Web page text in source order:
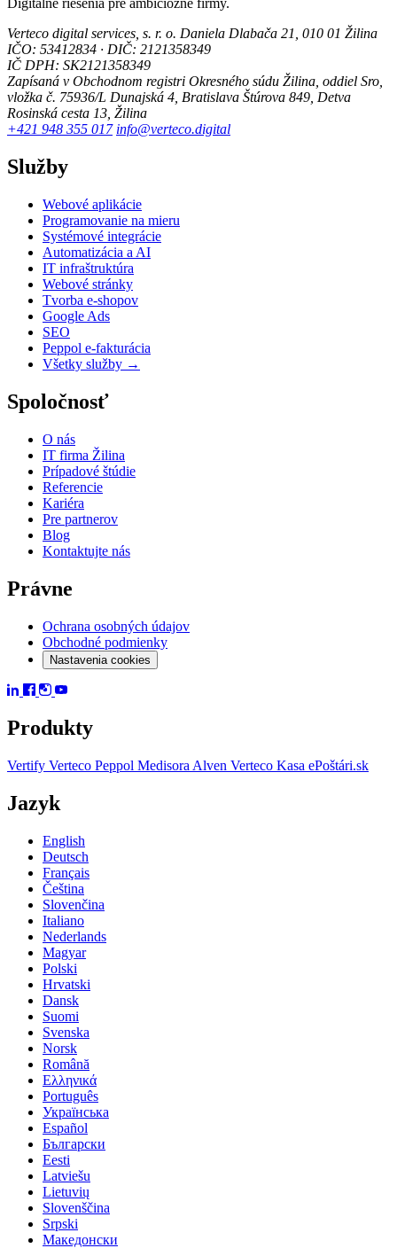
Digitálne riešenia pre ambiciózne firmy.
Verteco digital services, s. r. o. Daniela Dlabača 21, 010 01 Žilina
IČO: 53412834 · DIČ: 2121358349
IČ DPH: SK2121358349
Zapísaná v Obchodnom registri Okresného súdu Žilina, oddiel Sro,
vložka č. 75936/L Dunajská 4, Bratislava Štúrova 849, Detva
Rosinská cesta 13, Žilina
+421 948 355 017 info@verteco.digital
Služby
Webové aplikácie
Programovanie na mieru
Systémové integrácie
Automatizácia a AI
IT infraštruktúra
Webové stránky
Tvorba e-shopov
Google Ads
SEO
Peppol e-fakturácia
Všetky služby →
Spoločnosť
O nás
IT firma Žilina
Prípadové štúdie
Referencie
Kariéra
Pre partnerov
Blog
Kontaktujte nás
Právne
Ochrana osobných údajov
Obchodné podmienky
Nastavenia cookies
Produkty
Vertify Verteco Peppol Medisora Alven Verteco Kasa ePoštári.sk
Jazyk
English
Deutsch
Français
Čeština
Slovenčina
Italiano
Nederlands
Magyar
Polski
Hrvatski
Dansk
Suomi
Svenska
Norsk
Română
Ελληνικά
Português
Українська
Español
Български
Eesti
Latviešu
Lietuvių
Slovenščina
Srpski
Македонски